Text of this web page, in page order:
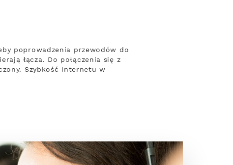
poprowadzenia przewodów do
łącza. Do połączenia się z
Szybkość internetu w